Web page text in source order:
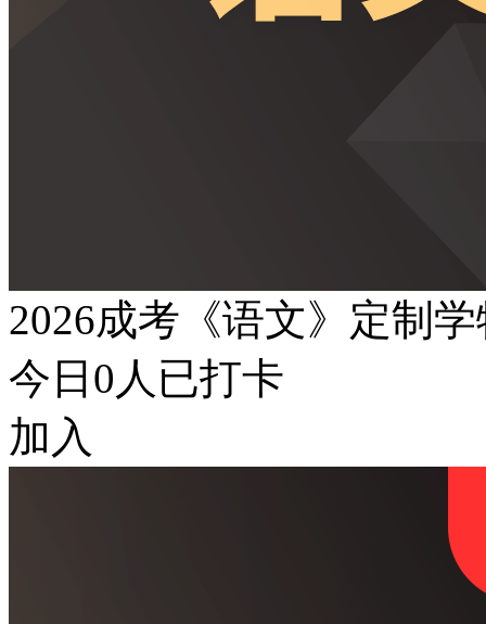
2026成考《语文》定制
今日 0 人已打卡
加入